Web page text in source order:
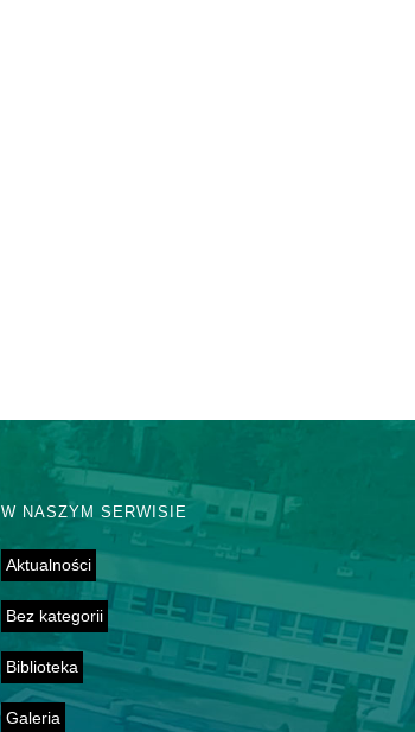
W NASZYM SERWISIE
Aktualności
Bez kategorii
Biblioteka
Galeria